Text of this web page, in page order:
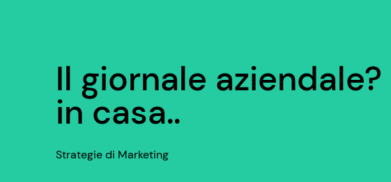
Il giornale
in casa..
Strategie di Marketing